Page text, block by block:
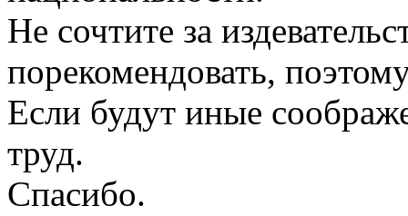
Не сочтите за
порекомендовать,
Если будут иные
труд.
Спасибо.